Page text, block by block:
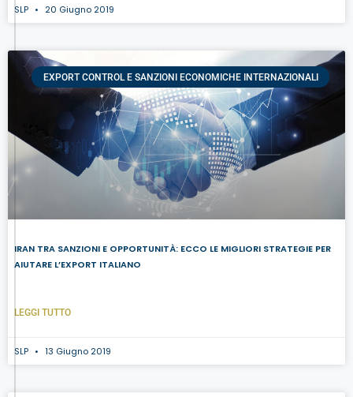
SLP 20 Giugno 2019
EXPORT CONTROL E SANZIONI ECONOMICHE INTERNAZIONALI
IRAN TRA SANZIONI E OPPORTUNITÀ: ECCO LE MIGLIORI STRATEGIE PER
AIUTARE L’EXPORT ITALIANO
LEGGI TUTTO
SLP 13 Giugno 2019